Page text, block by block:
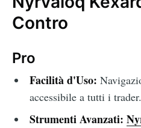
Contro
Pro
Facilità d'Uso:
accessibile a tutti i trader.
Strumenti Avanzati: